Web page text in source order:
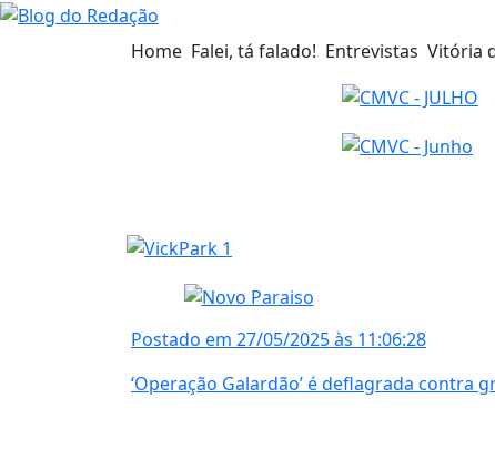
Home Falei, tá falado! Entrevistas Vitória
Postado em 27/05/2025 às 11:06:28
‘Operação Galardão’ é deflagrada